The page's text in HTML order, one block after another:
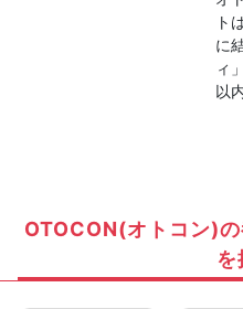
ト
に
ィ
以
OTOCON(オトコン)
を